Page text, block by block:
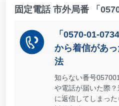
固定電話 市外局番 「
「0570-01-
から着信があ
法
知らない番号
や電話が届いた際
に返信してしまっ